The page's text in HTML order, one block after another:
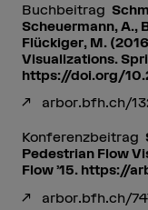
Buchbeitrag
Scheuermann, A.,
Flückiger, M.
Visualizations.
https://doi.org/
arbor.bfh.ch/
Konferenzbeitrag
Pedestrian Flow
Flow ’15. https://
arbor.bfh.ch/